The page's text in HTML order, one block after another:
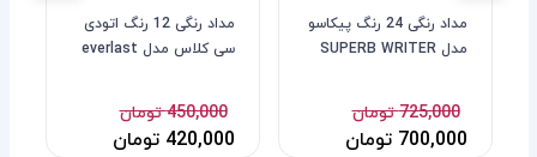
مداد رنگی 24 رنگ پیکاسو
مدل SUPERB WRITER
725,000 تومان
700,000 تومان
مداد رنگی 12 رنگ اتودی
سی کلاس مدل everlast
450,000 تومان
420,000 تومان